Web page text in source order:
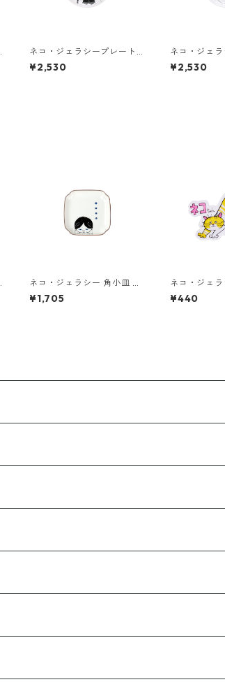
ネコ・ジェラシープレートS
ポインテッド
¥2,530
ネコ・ジェ
とびみけ
¥2,530
ネコ・ジェラシー 角小皿 は
ちわれ
¥1,705
ネコ・ジェ
ー クリーム
¥440